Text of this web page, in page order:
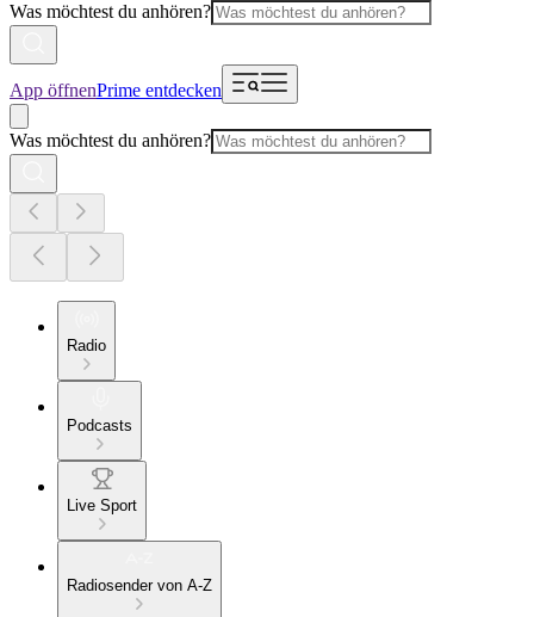
Was möchtest du anhören?
App öffnenPrime entdecken
Was möchtest du anhören?
Radio
Podcasts
Live Sport
Radiosender von A-Z